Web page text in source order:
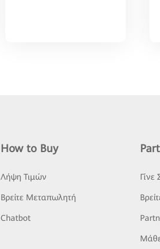
How to Buy
Λήψη Τιμών
Βρείτε Μεταπωλητή
Chatbot
Γίνε